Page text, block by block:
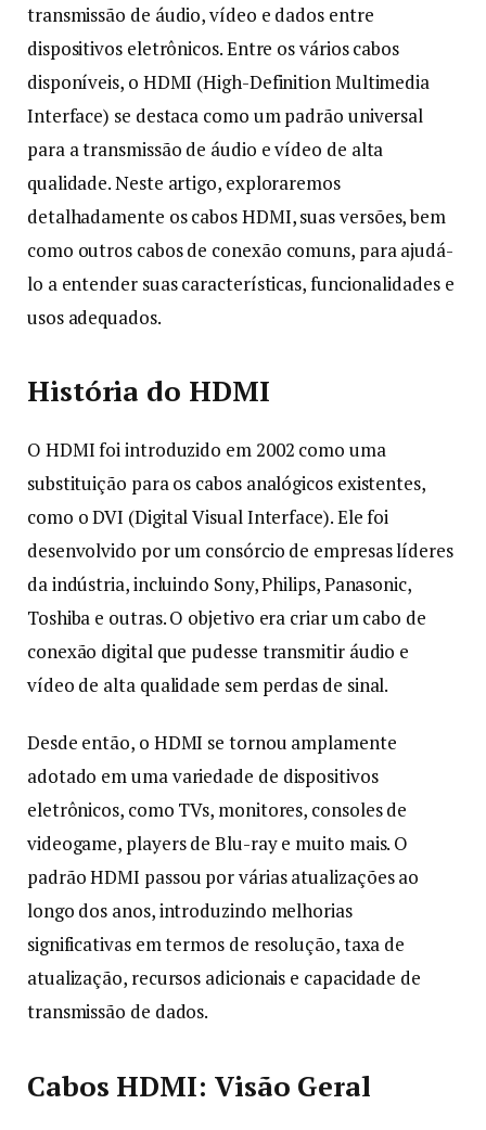
transmissão de áudio, vídeo e dados entre
dispositivos eletrônicos. Entre os vários cabos
disponíveis, o HDMI (High-Definition Multimedia
Interface) se destaca como um padrão universal
para a transmissão de áudio e vídeo de alta
qualidade. Neste artigo, exploraremos
detalhadamente os cabos HDMI, suas versões, bem
como outros cabos de conexão comuns, para ajudá-
lo a entender suas características, funcionalidades e
usos adequados.
História do HDMI
O HDMI foi introduzido em 2002 como uma
substituição para os cabos analógicos existentes,
como o DVI (Digital Visual Interface). Ele foi
desenvolvido por um consórcio de empresas líderes
da indústria, incluindo Sony, Philips, Panasonic,
Toshiba e outras. O objetivo era criar um cabo de
conexão digital que pudesse transmitir áudio e
vídeo de alta qualidade sem perdas de sinal.
Desde então, o HDMI se tornou amplamente
adotado em uma variedade de dispositivos
eletrônicos, como TVs, monitores, consoles de
videogame, players de Blu-ray e muito mais. O
padrão HDMI passou por várias atualizações ao
longo dos anos, introduzindo melhorias
significativas em termos de resolução, taxa de
atualização, recursos adicionais e capacidade de
transmissão de dados.
Cabos HDMI: Visão Geral